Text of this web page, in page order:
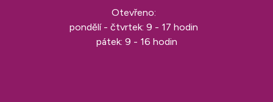
Otevřeno:
pondělí - čtvrtek: 9 - 17 hodin
pátek: 9 - 16 hodin